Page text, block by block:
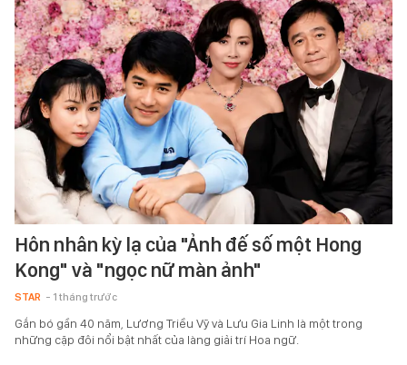
Hôn nhân kỳ lạ của "Ảnh đế số một Hong
Kong" và "ngọc nữ màn ảnh"
STAR - 1 tháng trước
Gắn bó gần 40 năm, Lương Triều Vỹ và Lưu Gia Linh là một trong
những cặp đôi nổi bật nhất của làng giải trí Hoa ngữ.